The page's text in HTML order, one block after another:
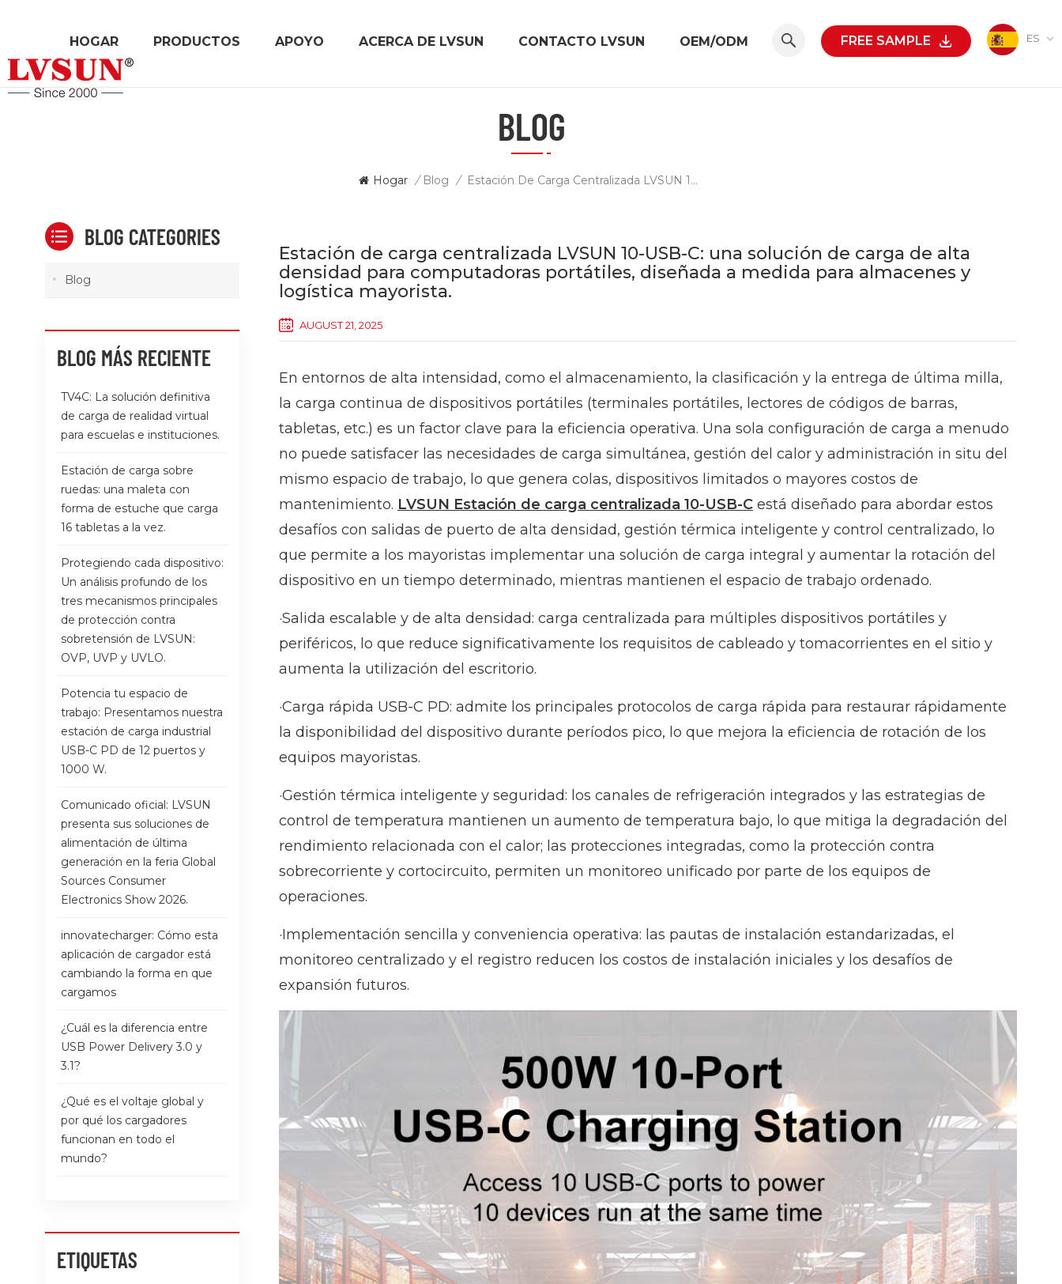
ES
FREE SAMPLE
HOGAR PRODUCTOS APOYO ACERCA DE LVSUN CONTACTO LVSUN OEM/ODM
BLOG
Hogar / Blog / Estación De Carga Centralizada LVSUN 10-USB-C: Una Solución De Carga De Alta Densidad Para Computadoras Portátiles, Diseñada A Medida Para Almacenes Y Logística Mayorista.
Estación de carga centralizada LVSUN 10-USB-C: una solución de carga de alta
densidad para computadoras portátiles, diseñada a medida para almacenes y
logística mayorista.
AUGUST 21, 2025
En entornos de alta intensidad, como el almacenamiento, la clasificación y la entrega de última milla,
la carga continua de dispositivos portátiles (terminales portátiles, lectores de códigos de barras,
tabletas, etc.) es un factor clave para la eficiencia operativa. Una sola configuración de carga a menudo
no puede satisfacer las necesidades de carga simultánea, gestión del calor y administración in situ del
mismo espacio de trabajo, lo que genera colas, dispositivos limitados o mayores costos de
mantenimiento. LVSUN Estación de carga centralizada 10-USB-C está diseñado para abordar estos
desafíos con salidas de puerto de alta densidad, gestión térmica inteligente y control centralizado, lo
que permite a los mayoristas implementar una solución de carga integral y aumentar la rotación del
dispositivo en un tiempo determinado, mientras mantienen el espacio de trabajo ordenado.
·Salida escalable y de alta densidad: carga centralizada para múltiples dispositivos portátiles y
periféricos, lo que reduce significativamente los requisitos de cableado y tomacorrientes en el sitio y
aumenta la utilización del escritorio.
·Carga rápida USB-C PD: admite los principales protocolos de carga rápida para restaurar rápidamente
la disponibilidad del dispositivo durante períodos pico, lo que mejora la eficiencia de rotación de los
equipos mayoristas.
·Gestión térmica inteligente y seguridad: los canales de refrigeración integrados y las estrategias de
control de temperatura mantienen un aumento de temperatura bajo, lo que mitiga la degradación del
rendimiento relacionada con el calor; las protecciones integradas, como la protección contra
sobrecorriente y cortocircuito, permiten un monitoreo unificado por parte de los equipos de
operaciones.
·Implementación sencilla y conveniencia operativa: las pautas de instalación estandarizadas, el
monitoreo centralizado y el registro reducen los costos de instalación iniciales y los desafíos de
expansión futuros.
BLOG CATEGORIES
Blog
BLOG MÁS RECIENTE
TV4C: La solución definitiva
de carga de realidad virtual
para escuelas e instituciones.
Estación de carga sobre
ruedas: una maleta con
forma de estuche que carga
16 tabletas a la vez.
Protegiendo cada dispositivo:
Un análisis profundo de los
tres mecanismos principales
de protección contra
sobretensión de LVSUN:
OVP, UVP y UVLO.
Potencia tu espacio de
trabajo: Presentamos nuestra
estación de carga industrial
USB-C PD de 12 puertos y
1000 W.
Comunicado oficial: LVSUN
presenta sus soluciones de
alimentación de última
generación en la feria Global
Sources Consumer
Electronics Show 2026.
innovatecharger: Cómo esta
aplicación de cargador está
cambiando la forma en que
cargamos
¿Cuál es la diferencia entre
USB Power Delivery 3.0 y
3.1?
¿Qué es el voltaje global y
por qué los cargadores
funcionan en todo el
mundo?
ETIQUETAS